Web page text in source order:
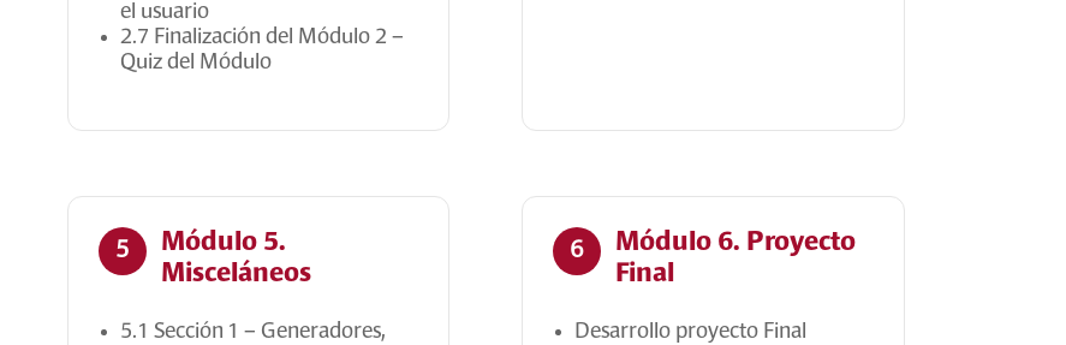
el usuario
2.7 Finalización del Módulo 2 –
Quiz del Módulo
5
Módulo 5.
Misceláneos
5.1 Sección 1 – Generadores,
6
Módulo 6. Proyecto
Final
Desarrollo proyecto Final